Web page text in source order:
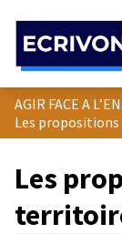
AGIR FACE A
Les
Les